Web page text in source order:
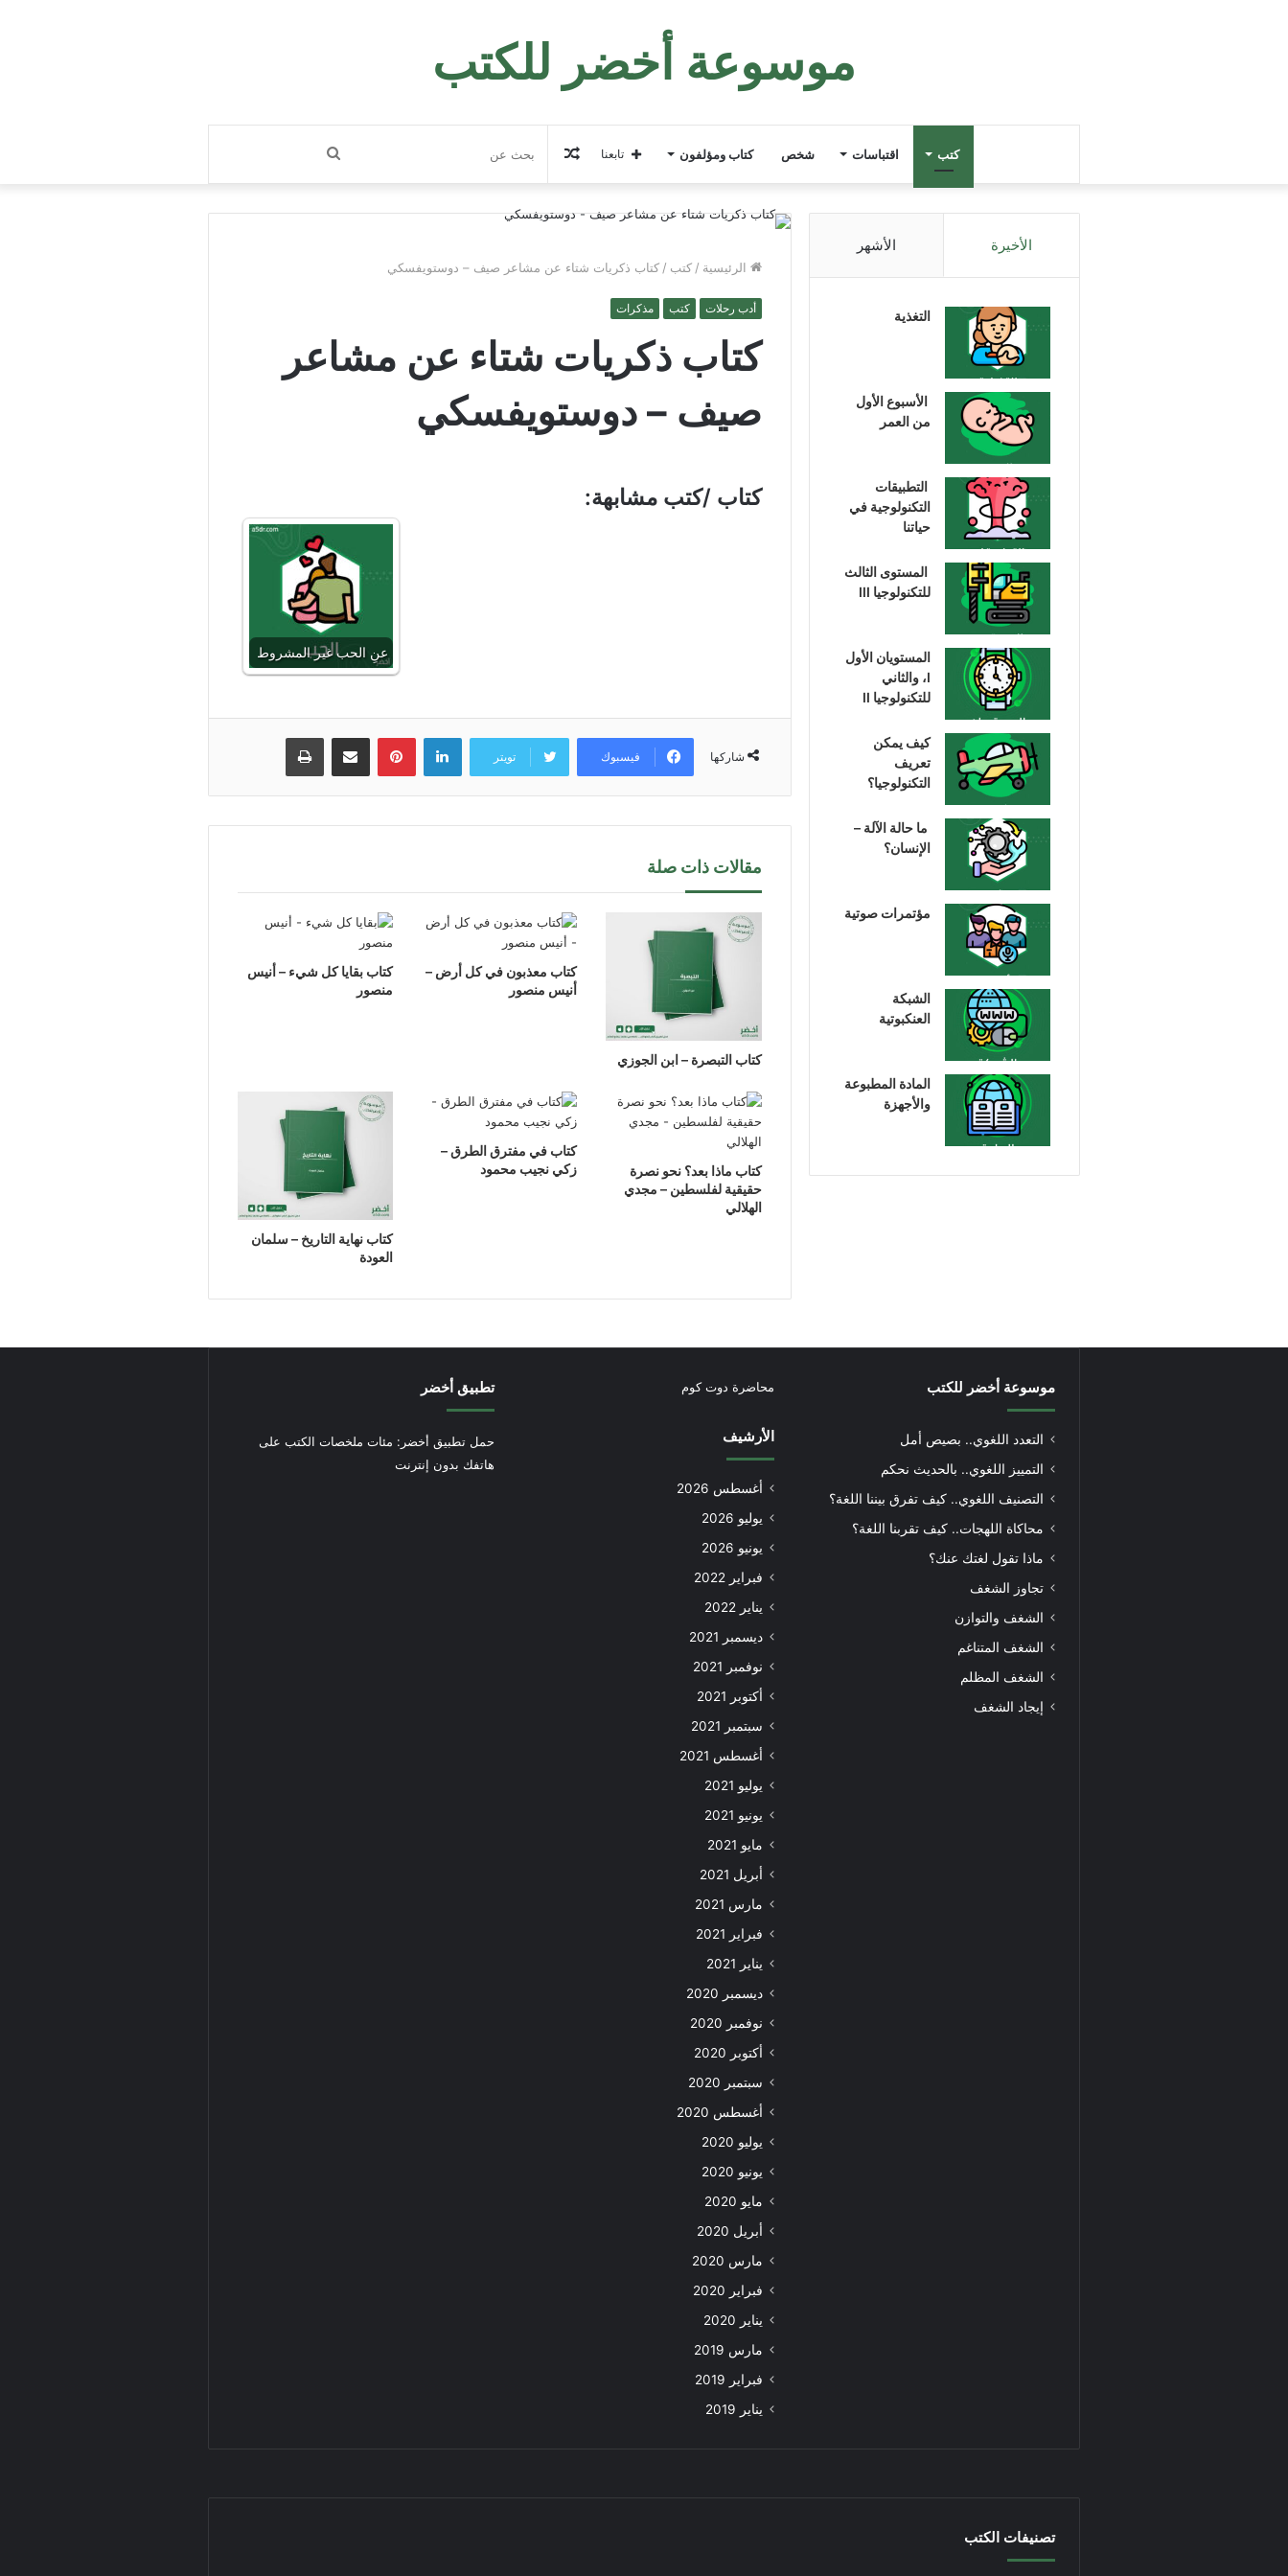
موسوعة أخضر للكتب
كتب اقتباسات شخص كتاب ومؤلفون بحث
عن
مقال
عشوائي
تابعنا
الرئيسية / كتب / كتاب ذكريات شتاء عن مشاعر صيف – دوستويفسكي
أدب رحلات كتب مذكرات
كتاب ذكريات شتاء عن مشاعر
صيف – دوستويفسكي
كتاب /كتب مشابهة:
عنِ الحب غير المشروط
شاركها فيسبوك تويتر
لينكدإن بينتيريستمشاركة عبر البريد طباعة
مقالات ذات صلة
كتاب التبصرة – ابن الجوزي
كتاب معذبون في كل أرض –
أنيس منصور
كتاب بقايا كل شيء – أنيس
منصور
كتاب ماذا بعد؟ نحو نصرة
حقيقية لفلسطين – مجدي
الهلالي
كتاب في مفترق الطرق –
زكي نجيب محمود
كتاب نهاية التاريخ – سلمان
العودة
الأخيرة الأشهر
التغذية
الأسبوع الأول
من العمر
التطبيقات
التكنولوجية في
حياتنا
المستوى الثالث
للتكنولوجيا III
المستويان الأول
I، والثاني
للتكنولوجيا II
كيف يمكن
تعريف
التكنولوجيا؟
ما حالة الآلة –
الإنسان؟
مؤتمرات صوتية
الشبكة
العنكبوتية
المادة المطبوعة
والأجهزة
موسوعة أخضر للكتب
التعدد اللغوي.. بصيص أمل
التمييز اللغوي.. بالحديث نحكم
التصنيف اللغوي.. كيف تفرق بيننا اللغة؟
محاكاة اللهجات.. كيف تقربنا اللغة؟
ماذا تقول لغتك عنك؟
تجاوز الشغف
الشغف والتوازن
الشغف المتناغم
الشغف المظلم
إيجاد الشغف
محاضرة دوت كوم
الأرشيف
أغسطس 2026
يوليو 2026
يونيو 2026
فبراير 2022
يناير 2022
ديسمبر 2021
نوفمبر 2021
أكتوبر 2021
سبتمبر 2021
أغسطس 2021
يوليو 2021
يونيو 2021
مايو 2021
أبريل 2021
مارس 2021
فبراير 2021
يناير 2021
ديسمبر 2020
نوفمبر 2020
أكتوبر 2020
سبتمبر 2020
أغسطس 2020
يوليو 2020
يونيو 2020
مايو 2020
أبريل 2020
مارس 2020
فبراير 2020
يناير 2020
مارس 2019
فبراير 2019
يناير 2019
تطبيق أخضر
حمل تطبيق أخضر: مئات ملخصات الكتب على
هاتفك بدون إنترنت
تصنيفات الكتب